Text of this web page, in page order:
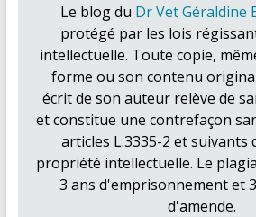
Le blog du Dr Vet Géraldine
protégé par les lois
intellectuelle. Toute copie,
forme ou son contenu
écrit de son auteur relève de
et constitue une contrefaçon
articles L.3335-2 et suivants
propriété intellectuelle. Le
3 ans d'emprisonnement et
d'amende.